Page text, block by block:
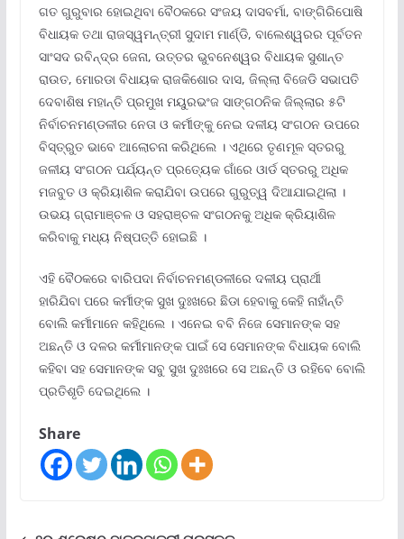
ଗତ ଗୁରୁବାର ହୋଇଥିବା ବୈଠକରେ ସଂଜୟ ଦାସବର୍ମା, ବାଙ୍ଗିରିପୋଷି
ବିଧାୟକ ତଥା ରାଜସ୍ୱମନ୍ତ୍ରୀ ସୁଦାମ ମାର୍ଣ୍ଡି, ବାଲେଶ୍ୱରର ପୂର୍ବତନ
ସାଂସଦ ରବିନ୍ଦ୍ର ଜେନା, ଉତ୍ତର ଭୁବନେଶ୍ୱର ବିଧାୟକ ସୁଶାନ୍ତ
ରାଉତ, ମୋରଡା ବିଧାୟକ ରାଜକିଶୋର ଦାସ, ଜିଲ୍ଲା ବିଜେଡି ସଭାପତି
ଦେବାଶିଷ ମହାନ୍ତି ପ୍ରମୁଖ ମୟୁରଭଂଜ ସାଙ୍ଗଠନିକ ଜିଲ୍ଲାର ୫ଟି
ନିର୍ବାଚନମଣ୍ଡଳୀର ନେତା ଓ କର୍ମୀଙ୍କୁ ନେଇ ଦଳୀୟ ସଂଗଠନ ଉପରେ
ବିସ୍ତ୍ରୁତ ଭାବେ ଆଲୋଚନା କରିଥିଲେ । ଏଥିରେ ତୃଣମୂଳ ସ୍ତରରୁ
ଜଳୀୟ ସଂଗଠନ ପର୍ଯ୍ୟନ୍ତ ପ୍ରତ୍ୟେକ ଗାଁରେ ଓାର୍ଡ ସ୍ତରରୁ ଅଧିକ
ମଜବୁତ ଓ କ୍ରିୟାଶିଳ କରାଯିବା ଉପରେ ଗୁରୁତ୍ୱ ଦିଆଯାଇଥିଲା ।
ଉଭୟ ଗ୍ରାମାଞ୍ଚଳ ଓ ସହରାଞ୍ଚଳ ସଂଗଠନକୁ ଅଧିକ କ୍ରିୟାଶିଳ
କରିବାକୁ ମଧ୍ୟ ନିଷ୍ପତ୍ତି ହୋଇଛି ।
ଏହି ବୈଠକରେ ବାରିପଦା ନିର୍ବାଚନମଣ୍ଡଳୀରେ ଦଳୀୟ ପ୍ରାର୍ଥୀ
ହାରିଯିବା ପରେ କର୍ମୀଙ୍କ ସୁଖ ଦୁଃଖରେ ଛିଡା ହେବାକୁ କେହି ନାହାଁନ୍ତି
ବୋଲି କର୍ମୀମାନେ କହିଥିଲେ । ଏନେଇ ବବି ନିଜେ ସେମାନଙ୍କ ସହ
ଅଛନ୍ତି ଓ ଦଳର କର୍ମୀମାନଙ୍କ ପାଇଁ ସେ ସେମାନଙ୍କ ବିଧାୟକ ବୋଲି
କହିବା ସହ ସେମାନଙ୍କ ସବୁ ସୁଖ ଦୁଃଖରେ ସେ ଅଛନ୍ତି ଓ ରହିବେ ବୋଲି
ପ୍ରତିଶୃତି ଦେଇଥିଲେ ।
Share